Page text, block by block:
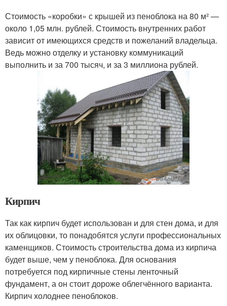
Стоимость «коробки» с крышей из пеноблока на 80 м² —
около 1,05 млн. рублей. Стоимость внутренних работ
зависит от имеющихся средств и пожеланий владельца.
Ведь можно отделку и установку коммуникаций
выполнить и за 700 тысяч, и за 3 миллиона рублей.
Кирпич
Так как кирпич будет использован и для стен дома, и для
их облицовки, то понадобятся услуги профессиональных
каменщиков. Стоимость строительства дома из кирпича
будет выше, чем у пеноблока. Для основания
потребуется под кирпичные стены ленточный
фундамент, а он стоит дороже облегчённого варианта.
Кирпич холоднее пеноблоков.